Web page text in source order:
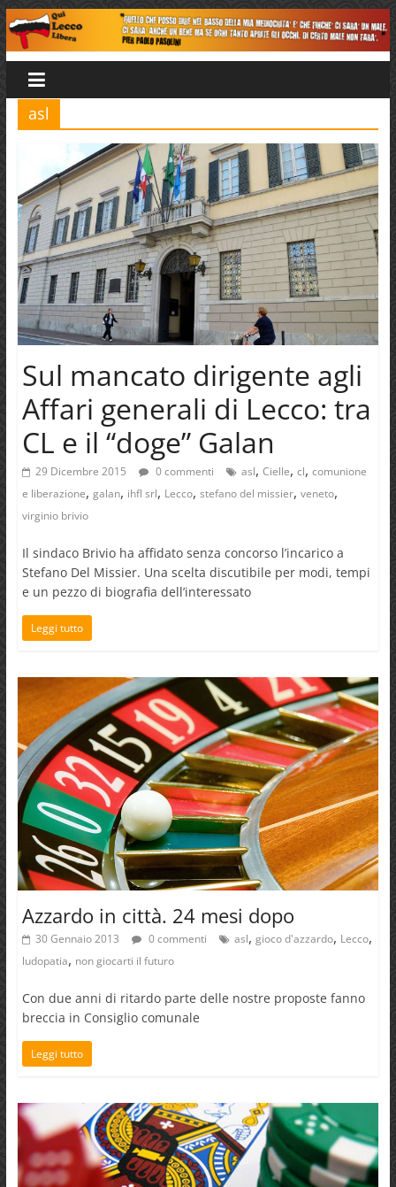
Salta
al
contenuto
Qui
Lecco
Libera
asl
Sul mancato dirigente agli
Affari generali di Lecco: tra
CL e il “doge” Galan
29 Dicembre 2015 0 commenti asl, Cielle, cl, comunione
e liberazione, galan, ihfl srl, Lecco, stefano del missier, veneto,
virginio brivio
Il sindaco Brivio ha affidato senza concorso l’incarico a
Stefano Del Missier. Una scelta discutibile per modi, tempi
e un pezzo di biografia dell’interessato
Leggi tutto
Azzardo in città. 24 mesi dopo
30 Gennaio 2013 0 commenti asl, gioco d'azzardo, Lecco,
ludopatia, non giocarti il futuro
Con due anni di ritardo parte delle nostre proposte fanno
breccia in Consiglio comunale
Leggi tutto